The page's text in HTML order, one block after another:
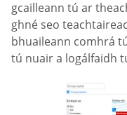
gcailleann tú ar
ghné seo
bhuaileann comhrá
tú nuair a logálfaidh